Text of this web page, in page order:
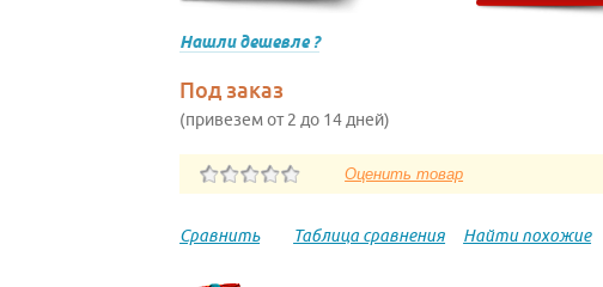
Нашли дешевле ?
Под заказ
(привезем от 2 до 14 дней)
Сравнить Таблица сравнения Найти похожие